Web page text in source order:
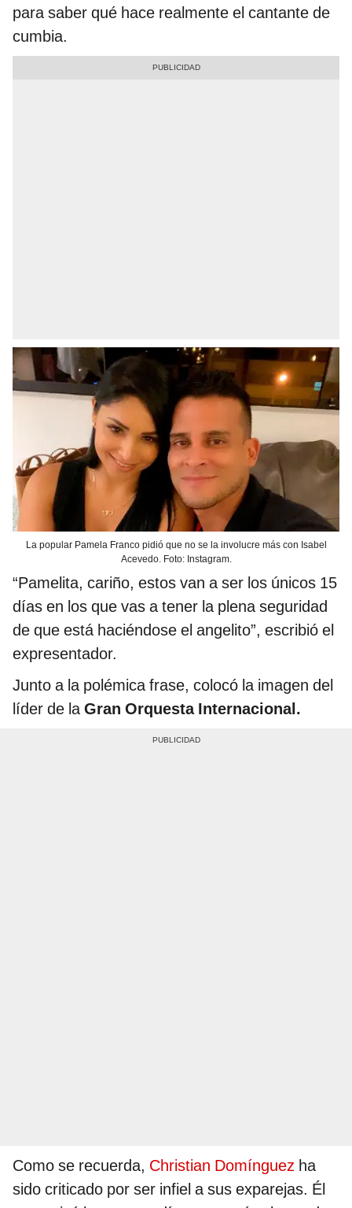
para saber qué hace realmente el cantante de
cumbia.
La popular Pamela Franco pidió que no se la involucre más con Isabel
Acevedo. Foto: Instagram.
“Pamelita, cariño, estos van a ser los únicos 15
días en los que vas a tener la plena seguridad
de que está haciéndose el angelito”, escribió el
expresentador.
Junto a la polémica frase, colocó la imagen del
líder de laGran Orquesta Internacional.
Como se recuerda, Christian Domínguez ha
sido criticado por ser infiel a sus exparejas. Él